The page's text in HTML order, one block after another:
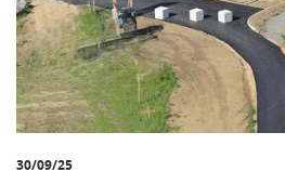
30/09/25